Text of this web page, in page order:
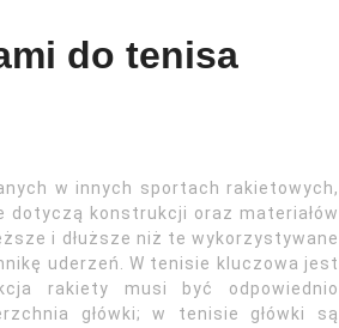
do tenisa
w innych sportach rakietowych,
konstrukcji oraz materiałów
i dłuższe niż te wykorzystywane
uderzeń. W tenisie kluczowa jest
rakiety musi być odpowiednio
główki; w tenisie główki są